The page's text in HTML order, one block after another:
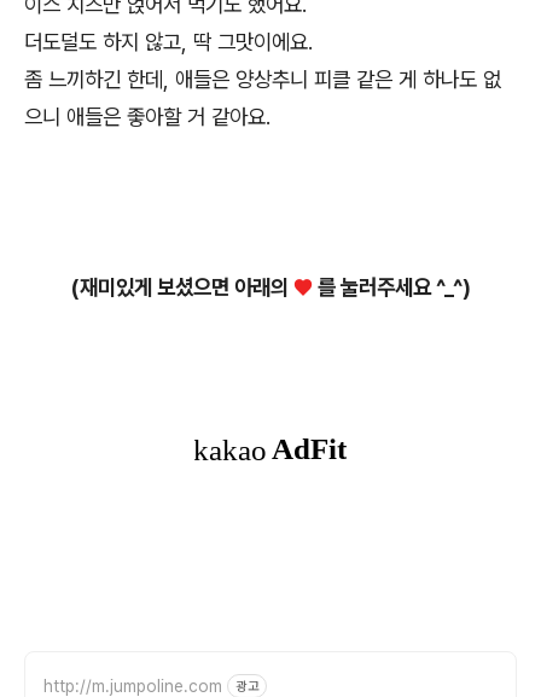
더도덜도 하지 않고, 딱 그맛이에요.
좀 느끼하긴 한데, 애들은 양상추니 피클 같은 게 하나도 없
으니 애들은 좋아할 거 같아요.
(재미있게 보셨으면 아래의 ♥를 눌러주세요 ^_^)
http://m.jumpoline.com 광고